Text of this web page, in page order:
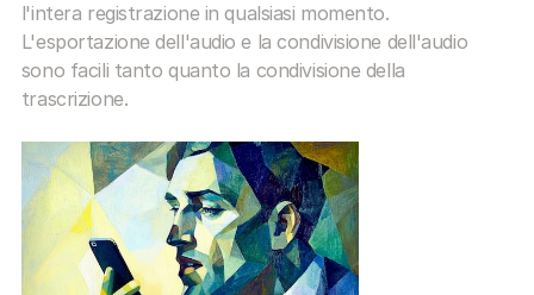
l'intera registrazione in qualsiasi momento.
L'esportazione dell'audio e la condivisione dell'audio
sono facili tanto quanto la condivisione della
trascrizione.